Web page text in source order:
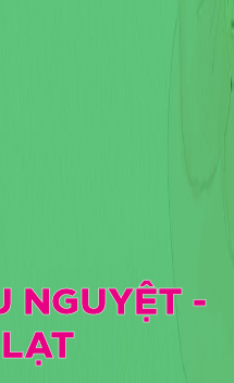
NGUYỆT -